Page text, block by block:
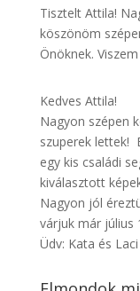
Tisztelt Attila!
köszönöm
Önöknek.
Kedves Attila!
Nagyon szépen
szuperek lettek!
egy kis családi
kiválasztott
Nagyon jól
várjuk már július
Üdv: Kata és Laci